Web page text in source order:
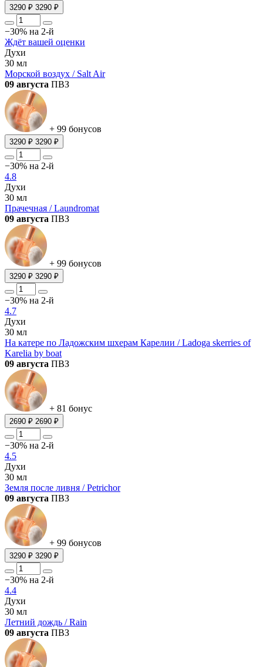
3290 ₽ 3290 ₽
−30% на 2-й
Ждёт вашей оценки
Духи
30 мл
Морской воздух / Salt Air
09 августа ПВЗ
+ 99 бонусов
3290 ₽ 3290 ₽
−30% на 2-й
4.8
Духи
30 мл
Прачечная / Laundromat
09 августа ПВЗ
+ 99 бонусов
3290 ₽ 3290 ₽
−30% на 2-й
4.7
Духи
30 мл
На катере по Ладожским шхерам Карелии / Ladoga skerries of
Karelia by boat
09 августа ПВЗ
+ 81 бонус
2690 ₽ 2690 ₽
−30% на 2-й
4.5
Духи
30 мл
Земля после ливня / Petrichor
09 августа ПВЗ
+ 99 бонусов
3290 ₽ 3290 ₽
−30% на 2-й
4.4
Духи
30 мл
Летний дождь / Rain
09 августа ПВЗ